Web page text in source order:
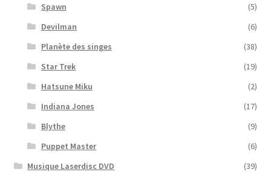
Spawn
(5)
Devilman
(6)
Planète des singes
(38)
Star Trek
(19)
Hatsune Miku
(2)
Indiana Jones
(17)
Blythe
(9)
Puppet Master
(6)
Musique Laserdisc DVD
(39)